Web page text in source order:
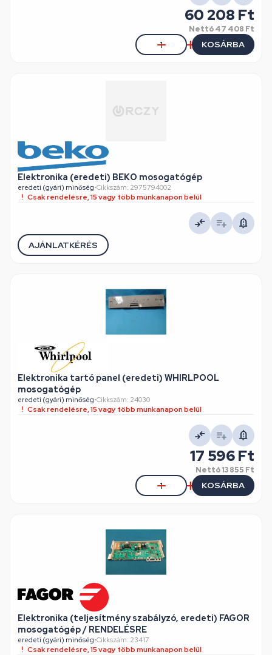
60 208 Ft
Nettó47 408 Ft
KOSÁRBA
Elektronika (eredeti) BEKO mosogatógép
eredeti (gyári) minőség•Cikkszám: 2975794002
Csak rendelésre, 15 vagy több munkanapon belül
AJÁNLATKÉRÉS
Elektronika tartó panel (eredeti) WHIRLPOOL
mosogatógép
eredeti (gyári) minőség•Cikkszám: 24030
Csak rendelésre, 15 vagy több munkanapon belül
17 596 Ft
Nettó13 855 Ft
KOSÁRBA
Elektronika (teljesítmény szabályzó, eredeti) FAGOR
mosogatógép / RENDELÉSRE
eredeti (gyári) minőség•Cikkszám: 23417
Csak rendelésre, 15 vagy több munkanapon belül